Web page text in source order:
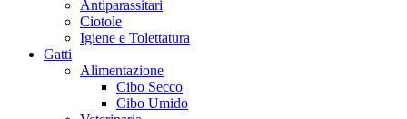
Antiparassitari
Ciotole
Igiene e Tolettatura
Gatti
Alimentazione
Cibo Secco
Cibo Umido